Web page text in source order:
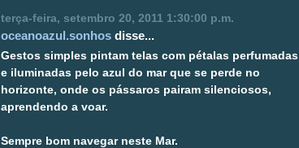
terça-feira, setembro 20, 2011 1:30:00 p.m.
oceanoazul.sonhos disse...
Gestos simples pintam telas com pétalas perfumadas
e iluminadas pelo azul do mar que se perde no
horizonte, onde os pássaros pairam silenciosos,
aprendendo a voar.
Sempre bom navegar neste Mar.